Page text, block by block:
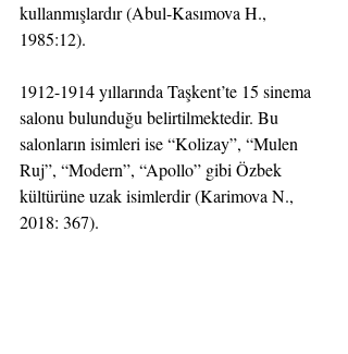
kullanmışlardır (Abul-Kasımova H.,
1985:12).
1912-1914 yıllarında Taşkent’te 15 sinema
salonu bulunduğu belirtilmektedir. Bu
salonların isimleri ise “Kolizay”, “Mulen
Ruj”, “Modern”, “Apollo” gibi Özbek
kültürüne uzak isimlerdir (Karimova N.,
2018: 367).